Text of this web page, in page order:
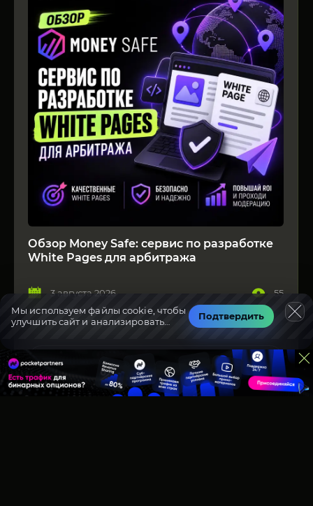
Обзор Money Safe: сервис по разработке
White Pages для арбитража
3 августа 2026 55
#white_pages #реклама
Читать подробнее
Мы используем файлы cookie, чтобы
улучшить сайт и анализировать
Подтвердить